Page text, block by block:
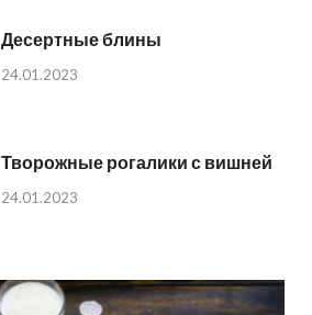
Десертные блины
24.01.2023
Творожные рогалики с вишней
24.01.2023